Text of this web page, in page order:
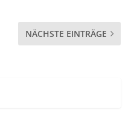
NÄCHSTE EINTRÄGE